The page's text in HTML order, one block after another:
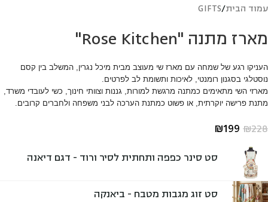
עמוד הבית/
GIFTS
מארז מתנה "Rose Kitchen"
₪228
₪199
העניקו רגע של שמחה עם מארז שי מעוצב מבית מיכל נגרין, המשלב בין קסם
נוסטלגי בסגנון רומנטי, לאיכות ותשומת לב לפרטים.
מארזי השי מתאימים כמתנה מרגשת למורות, גננות וצוותי חינוך, כשי לעובדי משרד,
מתנת פרישה יוקרתית, או פשוט כמתנת הערכה לבני משפחה ולחברים קרובים.
סט סינר כפפה ותחתית לסיר ורוד - דגם דיאנה
סט זוג מגבות מטבח - ביאנקה